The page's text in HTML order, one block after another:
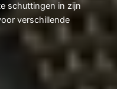
schuttingen in zijn
verschillende